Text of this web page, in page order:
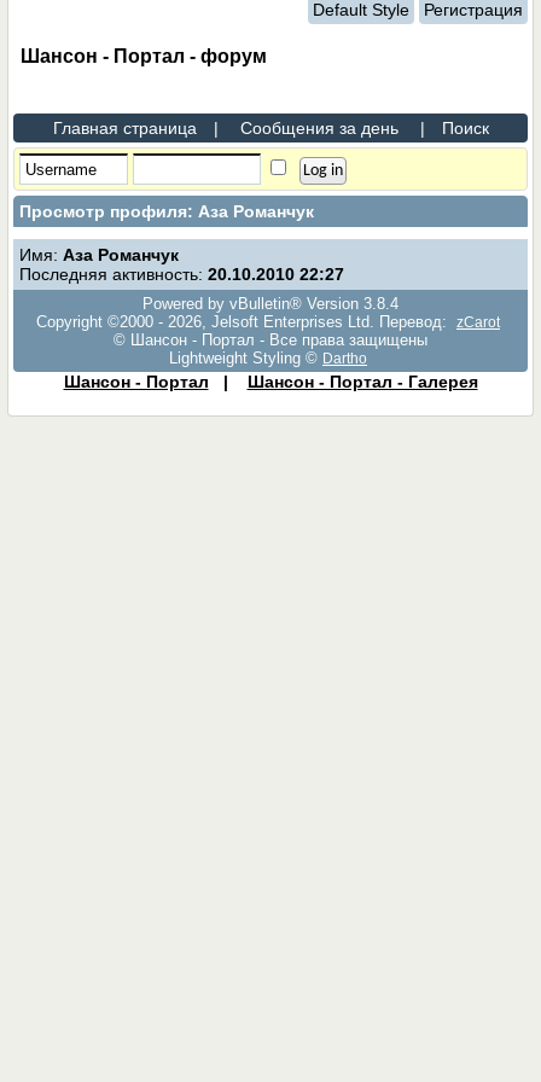
Default Style Регистрация
Шансон - Портал - форум
Главная страница | Сообщения за день | Поиск
Просмотр профиля: Аза Романчук
Имя:Аза Романчук
Последняя активность: 20.10.201022:27
Powered by vBulletin® Version 3.8.4
Copyright ©2000 - 2026, Jelsoft Enterprises Ltd. Перевод:
zCarot
© Шансон - Портал - Все права защищены
Lightweight Styling © Dartho
Шансон - Портал | Шансон - Портал - Галерея